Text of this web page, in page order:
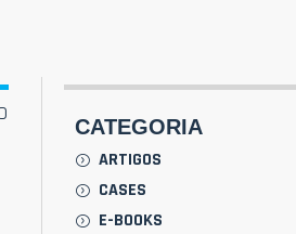
CATEGORIA
ARTIGOS
CASES
E-BOOKS